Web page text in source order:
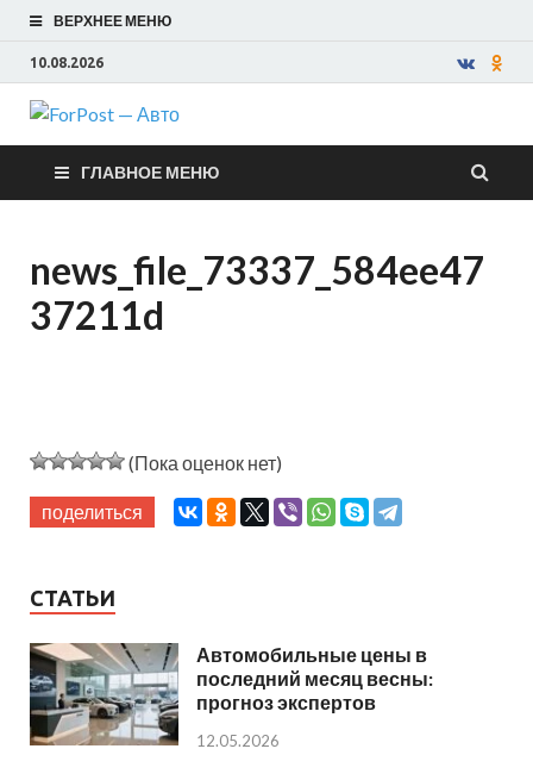
ВЕРХНЕЕ МЕНЮ
10.08.2026
ForPost —
Авто
ГЛАВНОЕ МЕНЮ
news_file_73337_584ee47
37211d
(Пока оценок нет)
поделиться
СТАТЬИ
Автомобильные цены в
последний месяц весны:
прогноз экспертов
12.05.2026